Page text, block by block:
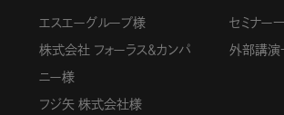
エスエーグループ様
株式会社 フォーラス＆カンパ
ニー様
フジ矢 株式会社様
セミナー
外部講演